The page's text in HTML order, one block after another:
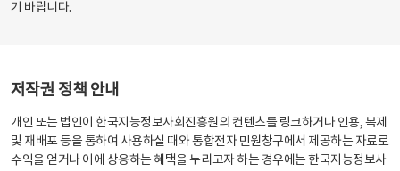
기 바랍니다.
저작권 정책 안내
개인 또는 법인이 한국지능정보사회진흥원의 컨텐츠를 링크하거나 인용, 복제
및 재배포 등을 통하여 사용하실 때와 통합전자 민원창구에서 제공하는 자료로
수익을 얻거나 이에 상응하는 혜택을 누리고자 하는 경우에는 한국지능정보사